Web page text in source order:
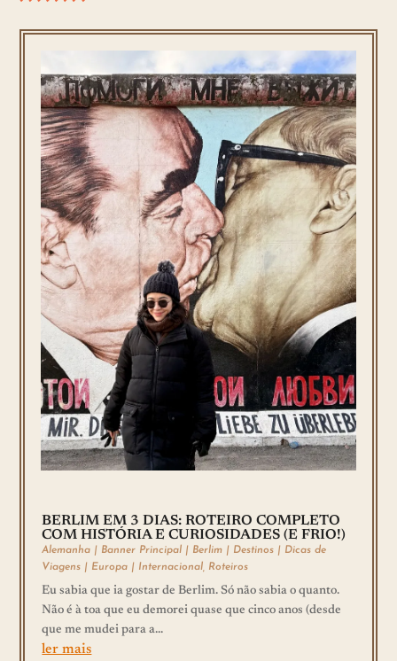
BERLIM EM 3 DIAS: ROTEIRO COMPLETO
COM HISTÓRIA E CURIOSIDADES (E FRIO!)
Alemanha | Banner Principal | Berlim | Destinos | Dicas de
Viagens | Europa | Internacional Roteiros
Eu sabia que ia gostar de Berlim. Só não sabia o quanto.
Não é à toa que eu demorei quase que cinco anos (desde
que me mudei para a...
ler mais